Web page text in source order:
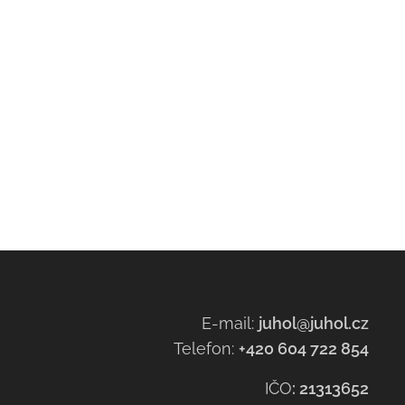
E-mail: juhol@juhol.cz
Telefon: +420 604 722 854
IČO: 21313652